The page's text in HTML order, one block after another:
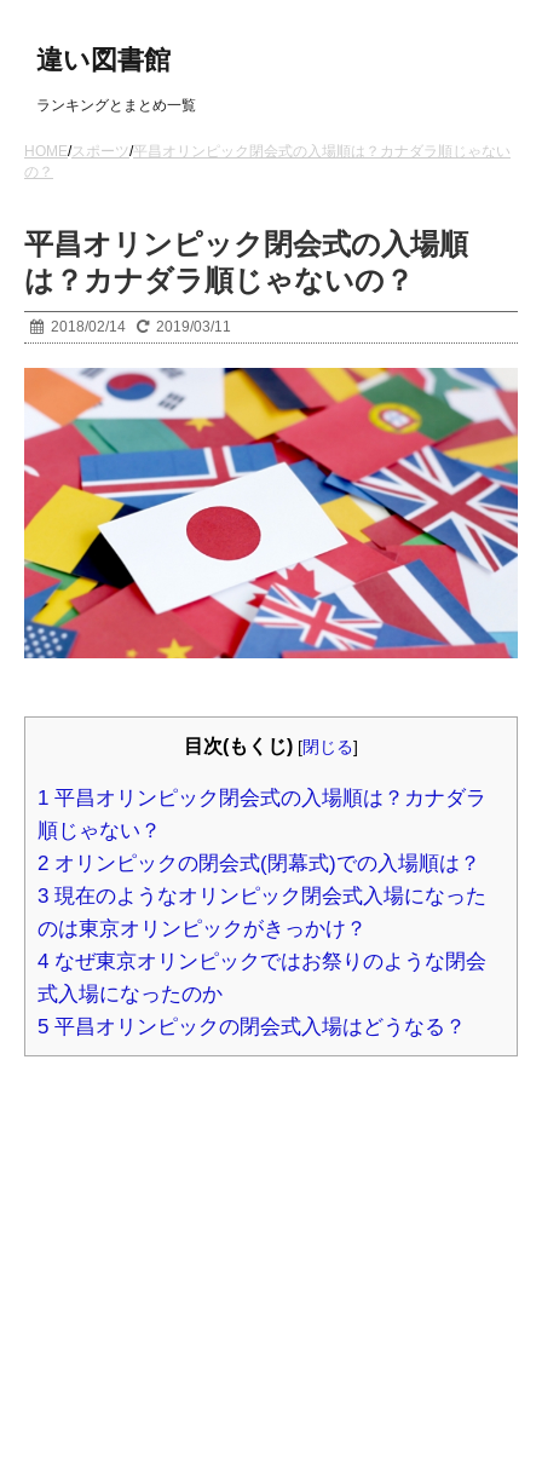
違い図書館
ランキングとまとめ一覧
HOME/スポーツ/平昌オリンピック閉会式の入場順は？カナダラ順じゃない
の？
平昌オリンピック閉会式の入場順
は？カナダラ順じゃないの？
2018/02/14 2019/03/11
目次(もくじ) [閉じる]
1 平昌オリンピック閉会式の入場順は？カナダラ
順じゃない？
2 オリンピックの閉会式(閉幕式)での入場順は？
3 現在のようなオリンピック閉会式入場になった
のは東京オリンピックがきっかけ？
4 なぜ東京オリンピックではお祭りのような閉会
式入場になったのか
5 平昌オリンピックの閉会式入場はどうなる？